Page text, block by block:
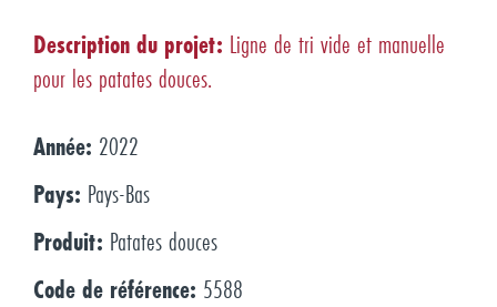
Description du projet: Ligne de tri vide et manuelle
pour les patates douces.
Année: 2022
Pays: Pays-Bas
Produit: Patates douces
Code de référence: 5588